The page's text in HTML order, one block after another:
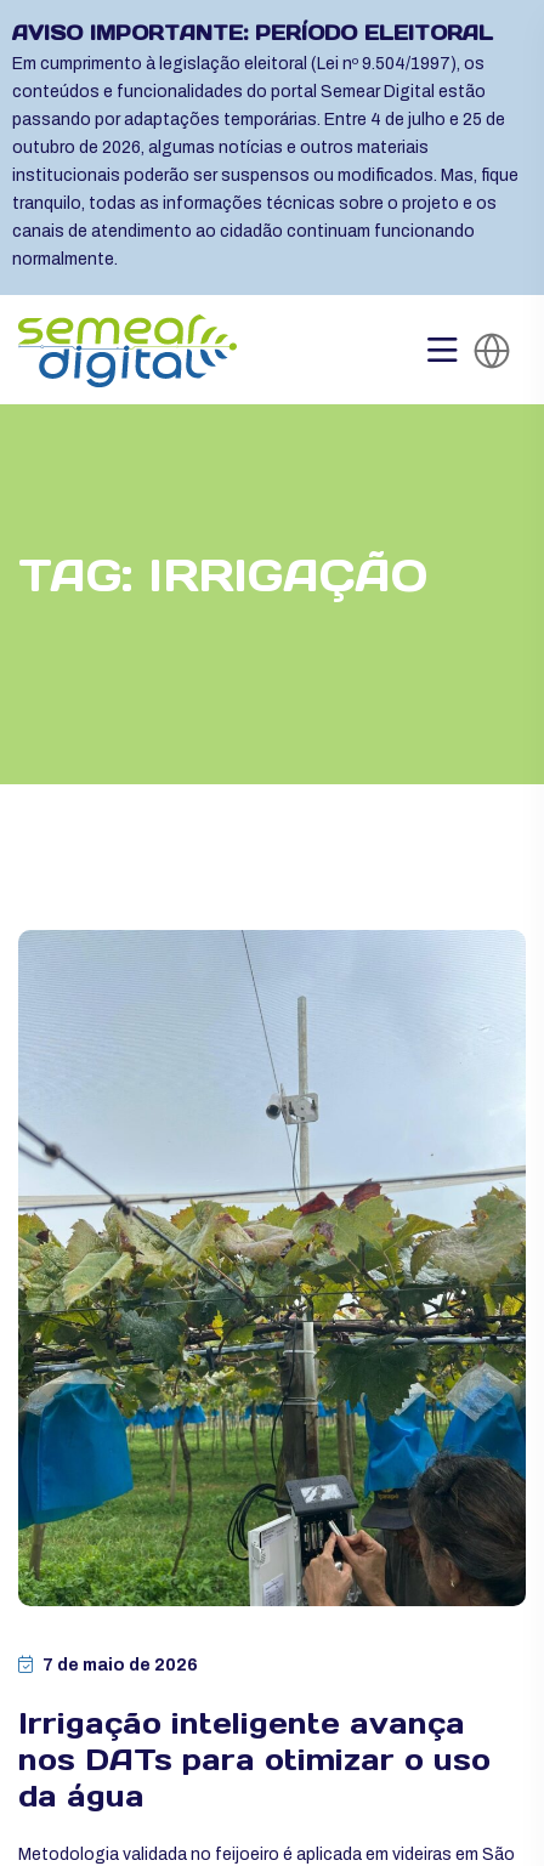
AVISO IMPORTANTE: PERÍODO ELEITORAL
Em cumprimento à legislação eleitoral (Lei nº 9.504/1997), os
conteúdos e funcionalidades do portal Semear Digital estão
passando por adaptações temporárias. Entre 4 de julho e 25 de
outubro de 2026, algumas notícias e outros materiais
institucionais poderão ser suspensos ou modificados. Mas, fique
tranquilo, todas as informações técnicas sobre o projeto e os
canais de atendimento ao cidadão continuam funcionando
normalmente.
TAG: IRRIGAÇÃO
7 de maio de 2026
Irrigação inteligente avança
nos DATs para otimizar o uso
da água
Metodologia validada no feijoeiro é aplicada em videiras em São